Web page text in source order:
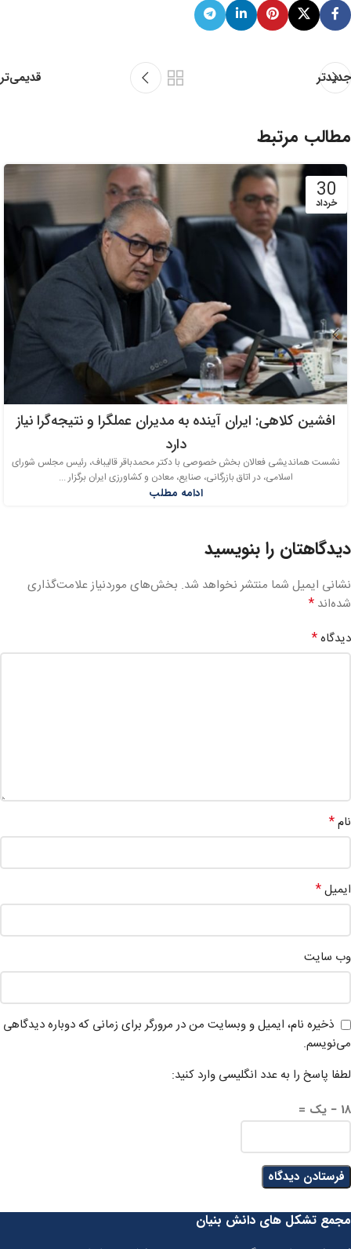
جدیدتر قدیمی‌تر
مطالب مرتبط
30
خرداد
افشین کلاهی: ایران آینده به مدیران عملگرا و نتیجه‌گرا نیاز
دارد
نشست هماندیشی فعالان بخش خصوصی با دکتر محمدباقر قالیباف، رئیس مجلس شورای
اسلامی، در اتاق بازرگانی، صنایع، معادن و کشاورزی ایران برگزار ...
ادامه مطلب
دیدگاهتان را بنویسید
نشانی ایمیل شما منتشر نخواهد شد. بخش‌های موردنیاز علامت‌گذاری
شده‌اند *
دیدگاه*
نام*
ایمیل*
وب‌ سایت
ذخیره نام، ایمیل و وبسایت من در مرورگر برای زمانی که دوباره دیدگاهی
می‌نویسم.
لطفا پاسخ را به عدد انگلیسی وارد کنید:
18 − یک =
مجمع تشکل های دانش بنیان